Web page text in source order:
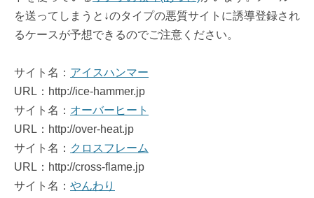
を送ってしまうと↓のタイプの悪質サイトに誘導登録され
るケースが予想できるのでご注意ください。
サイト名： アイスハンマー
URL：http://ice-hammer.jp
サイト名： オーバーヒート
URL：http://over-heat.jp
サイト名： クロスフレーム
URL：http://cross-flame.jp
サイト名： やんわり